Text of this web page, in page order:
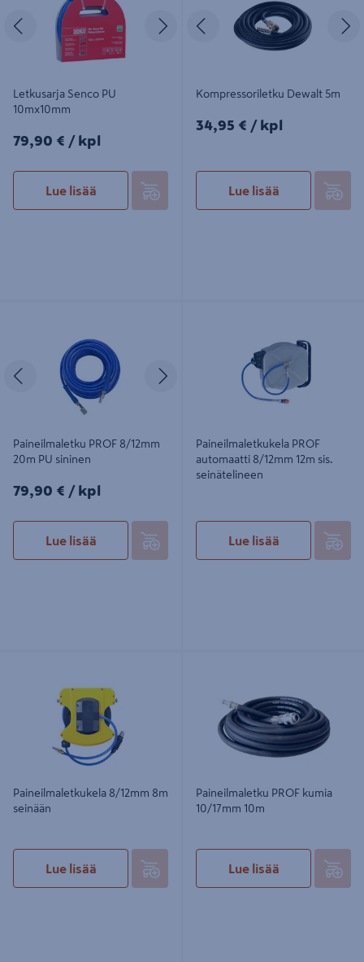
Edellinen Seuraava
Letkusarja Senco PU
10mx10mm
79,90€/kpl
79,90 € / kpl
Lue lisää
Edellinen
Kompressoriletku Dewalt 5m
34,95€/kpl
34,95 € / kpl
Lue lisää
Edellinen
Paineilmaletku PROF 8/12mm
20m PU sininen
79,90€/kpl
79,90 € / kpl
Lue lisää
Paineilmaletkukela PROF
automaatti 8/12mm 12m sis.
seinätelineen
Lue lisää
Paineilmaletkukela 8/12mm 8m
seinään
Lue lisää
Paineilmaletku PROF kumia
10/17mm 10m
Lue lisää